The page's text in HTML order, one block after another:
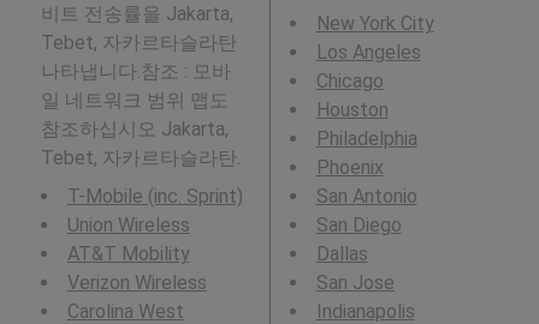
비트 전송률을 Jakarta,
Tebet, 자카르타슬라탄
나타냅니다.참조 : 모바
일 네트워크 범위 맵도
참조하십시오 Jakarta,
Tebet, 자카르타슬라탄.
T-Mobile (inc. Sprint)
Union Wireless
AT&T Mobility
Verizon Wireless
Carolina West
New York City
Los Angeles
Chicago
Houston
Philadelphia
Phoenix
San Antonio
San Diego
Dallas
San Jose
Indianapolis